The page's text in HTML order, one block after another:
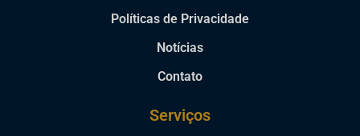
Políticas de Privacidade
Notícias
Contato
Serviços